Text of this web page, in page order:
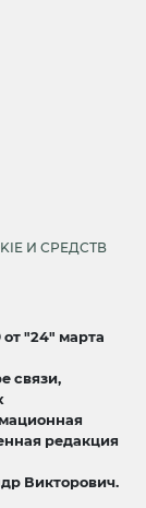
И СРЕДСТВ
"24" марта
связи,
редакция
Викторович.